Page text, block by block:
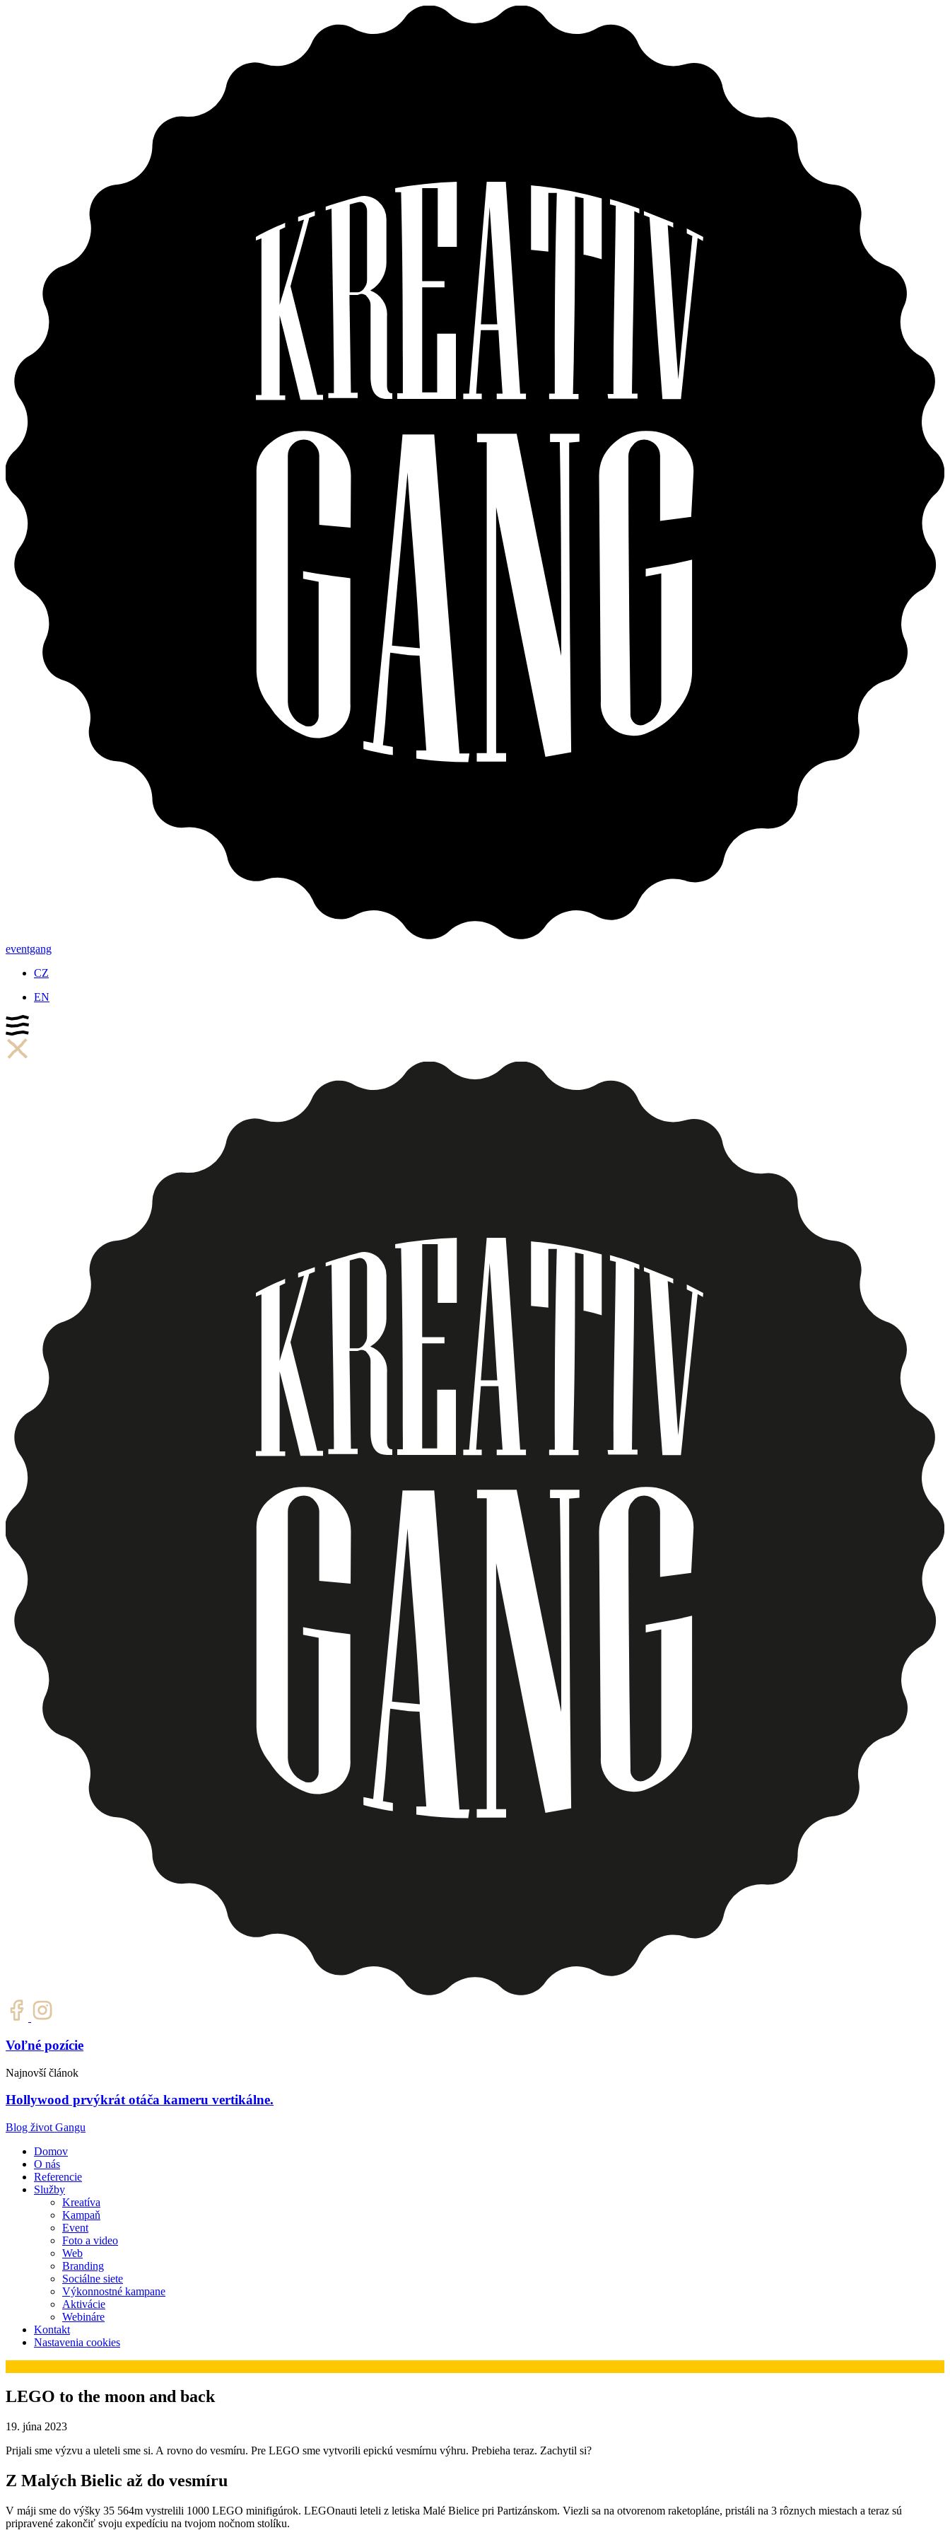
eventgang
CZ
EN
Voľné pozície
Najnovší článok
Hollywood prvýkrát otáča kameru vertikálne.
Blog život Gangu
Domov
O nás
Referencie
Služby
Kreatíva
Kampaň
Event
Foto a video
Web
Branding
Sociálne siete
Výkonnostné kampane
Aktivácie
Webináre
Kontakt
Nastavenia cookies
LEGO to the moon and back
19. júna 2023
Prijali sme výzvu a uleteli sme si. A rovno do vesmíru. Pre LEGO sme vytvorili epickú vesmírnu výhru. Prebieha teraz. Zachytil si?
Z Malých Bielic až do vesmíru
V máji sme do výšky 35 564m vystrelili 1000 LEGO minifigúrok. LEGOnauti leteli z letiska Malé Bielice pri Partizánskom. Viezli sa na otvorenom raketopláne, pristáli na 3 rôznych miestach a teraz sú
pripravené zakončiť svoju expedíciu na tvojom nočnom stolíku.